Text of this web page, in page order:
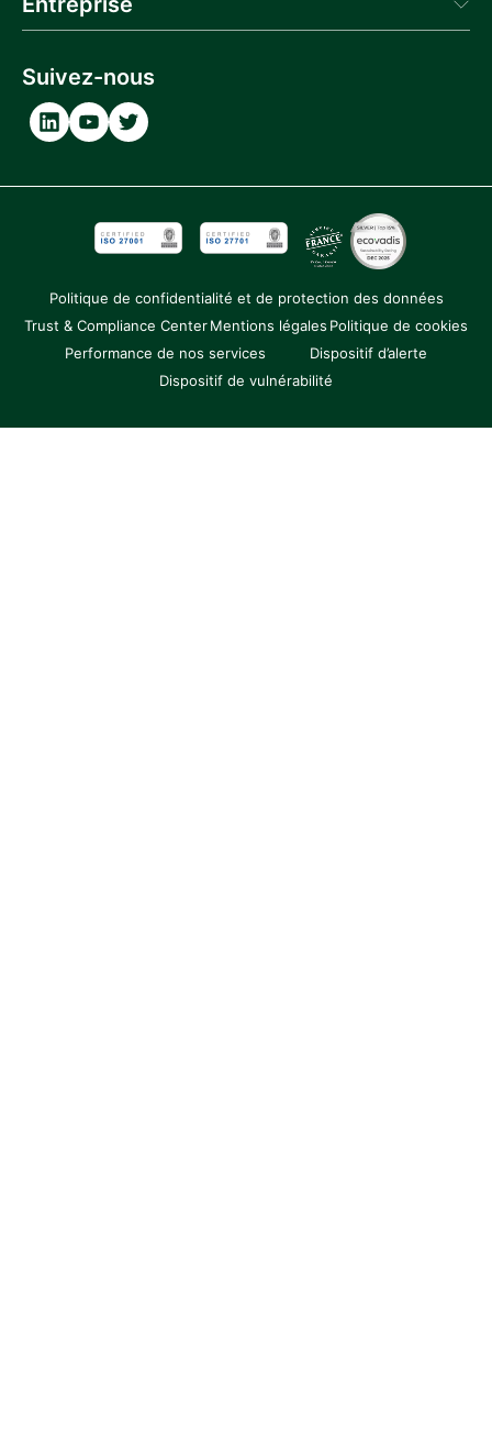
Actualités
Webinaire
Glossaire
Documentation API
Contactez-nous
Partenaires
Suivez-nous
Politique de confidentialité et de protection des données
Trust & Compliance CenterMentions légales Politique de cookies
Performance de nos services
Dispositif d’alerte
Dispositif de vulnérabilité